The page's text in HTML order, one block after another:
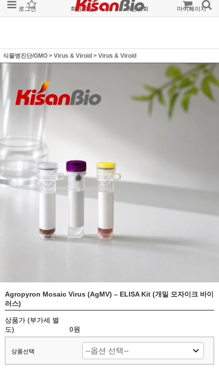
로그인 회원가입 주문조회 마이페이지
식물병진단/GMO > Virus & Viroid > Virus & Viroid
Agropyron Mosaic Virus (AgMV) – ELISA Kit (개밀 모자이크 바이
러스)
상품가 (부가세 별
도)
0원
상품선택